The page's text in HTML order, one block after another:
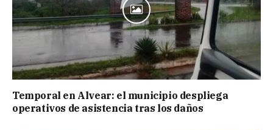
Temporal en Alvear: el municipio despliega
operativos de asistencia tras los daños